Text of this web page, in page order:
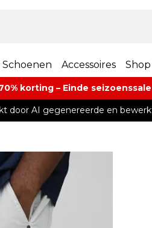
Schoenen Accessoires
korting – Einde seizoenssale
door AI gegenereerde en